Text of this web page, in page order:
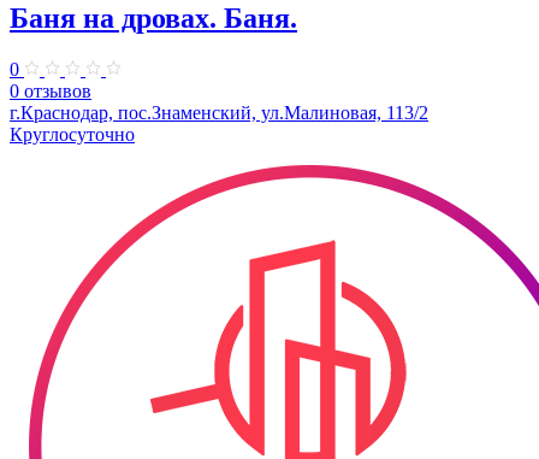
Баня на дровах. Баня.
0
0 отзывов
г.Краснодар, пос.Знаменский, ул.Малиновая, 113/2
Круглосуточно